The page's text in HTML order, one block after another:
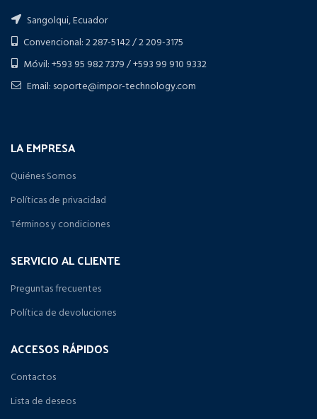
Sangolqui, Ecuador
Convencional: 2 287-5142 / 2 209-3175
Móvil: +593 95 982 7379 / +593 99 910 9332
Email: soporte@impor-technology.com
LA EMPRESA
Quiénes Somos
Políticas de privacidad
Términos y condiciones
SERVICIO AL CLIENTE
Preguntas frecuentes
Política de devoluciones
ACCESOS RÁPIDOS
Contactos
Lista de deseos